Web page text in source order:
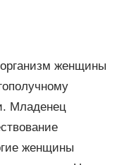
женщины
Младенец
женщины